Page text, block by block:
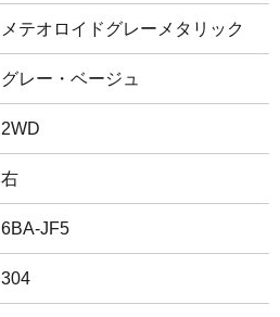
メテオロイドグレーメタリック
グレー・ベージュ
2WD
右
6BA-JF5
304